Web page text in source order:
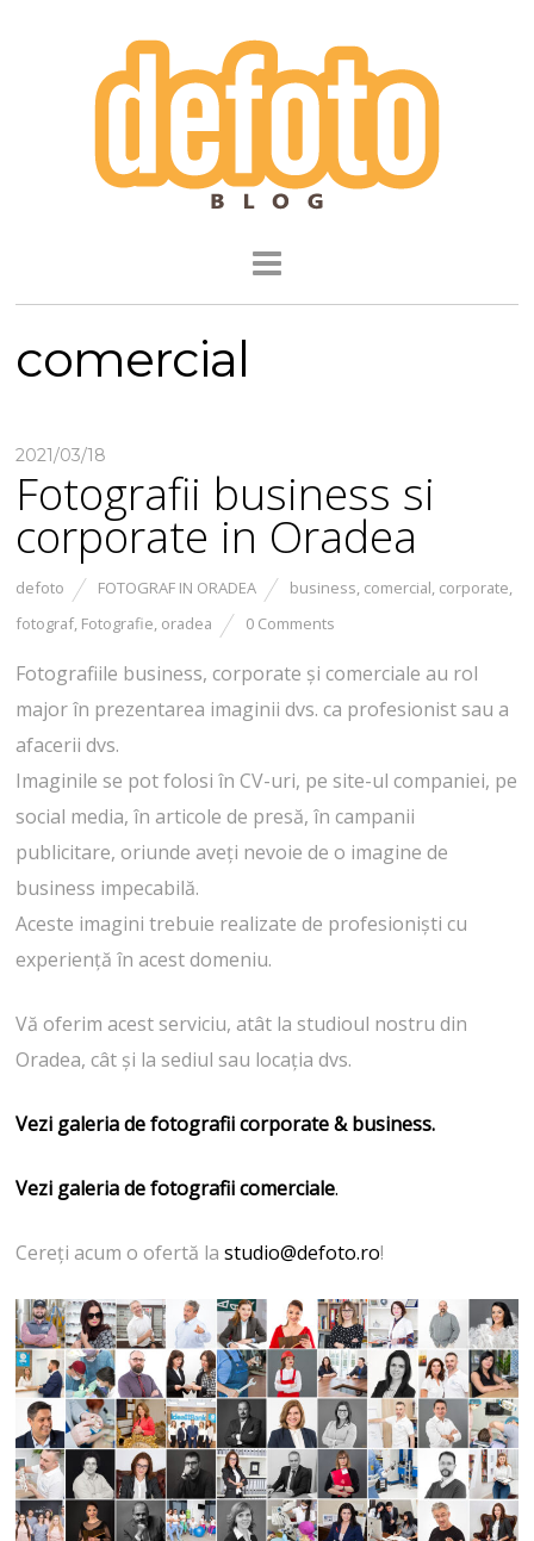
comercial
2021/03/18
Fotografii business si
corporate in Oradea
defoto FOTOGRAF IN ORADEA business, comercial, corporate,
fotograf, Fotografie, oradea 0 Comments
Fotografiile business, corporate și comerciale au rol
major în prezentarea imaginii dvs. ca profesionist sau a
afacerii dvs.
Imaginile se pot folosi în CV-uri, pe site-ul companiei, pe
social media, în articole de presă, în campanii
publicitare, oriunde aveți nevoie de o imagine de
business impecabilă.
Aceste imagini trebuie realizate de profesioniști cu
experiență în acest domeniu.
Vă oferim acest serviciu, atât la studioul nostru din
Oradea, cât și la sediul sau locația dvs.
Vezi galeria de fotografii corporate & business.
Vezi galeria de fotografii comerciale.
Cereți acum o ofertă lastudio@defoto.ro!